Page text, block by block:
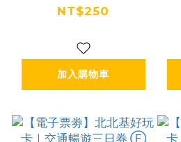
園機場（來回套
NT$250
加入購物車